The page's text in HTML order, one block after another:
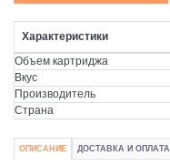
Характеристики
Объем картриджа
Вкус
Производитель
Страна
ОПИСАНИЕ ДОСТАВКА И ОПЛАТА